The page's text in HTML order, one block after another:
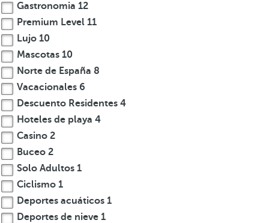
Gastronomia 12
Premium Level 11
Lujo 10
Mascotas 10
Norte de España 8
Vacacionales 6
Descuento Residentes 4
Hoteles de playa 4
Casino 2
Buceo 2
Solo Adultos 1
Ciclismo 1
Deportes acuáticos 1
Deportes de nieve 1